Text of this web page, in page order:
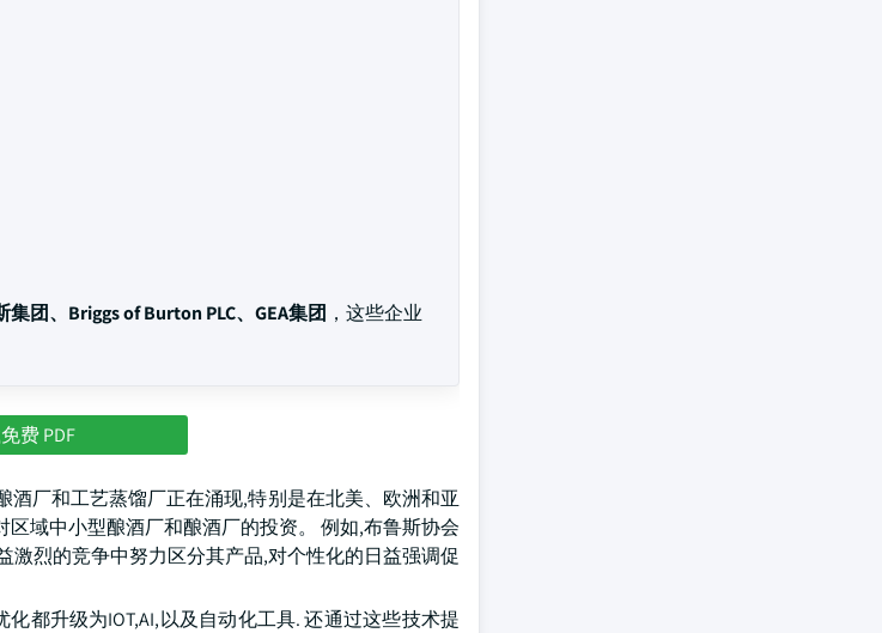
团、Briggs of Burton PLC、GEA集团 ，这些企业
费 PDF
厂和工艺蒸馏厂正在涌现,特别是在北美、欧洲和亚
域中小型酿酒厂和酿酒厂的投资。 例如,布鲁斯协会
激烈的竞争中努力区分其产品,对个性化的日益强调促
都升级为IOT,AI,以及自动化工具. 还通过这些技术提